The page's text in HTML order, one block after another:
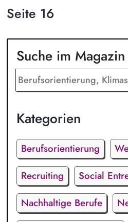
Seite 16
Suche im Magazin
Kategorien
Berufsorientierung
Recruiting
Social
Nachhaltige Berufe